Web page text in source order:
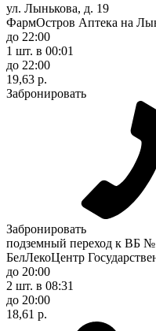
ул. Лынькова, д. 19
ФармОстров Аптека на
до 22:00
1 шт. в 00:01
до 22:00
19,63 р.
Забронировать
Забронировать
подземный переход к ВБ
БелЛекоЦентр
до 20:00
2 шт. в 08:31
до 20:00
18,61 р.